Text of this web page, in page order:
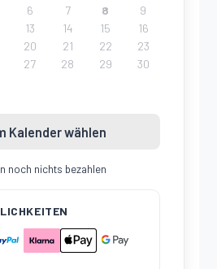
6 7 8
9
13 14 15
16
20 21 22
23
27 28 29
30
Kalender wählen
noch nichts bezahlen